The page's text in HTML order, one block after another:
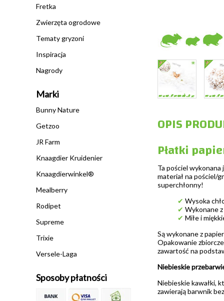
Fretka
Zwierzęta ogrodowe
Tematy gryzoni
Inspiracja
Nagrody
Marki
Bunny Nature
Getzoo
JR Farm
Knaagdier Kruidenier
Knaagdierwinkel®
Mealberry
Rodipet
Supreme
Trixie
Versele-Laga
Sposoby płatności
OPIS
Płatki
Ta pościel
materiał na pościel/
superchłonny!
✔ Wysoka
✔ Wykonane
✔ Miłe i
Są wykonane z
Opakowanie
zawartość na
Niebieskie
Niebieskie kawałki,
zawierają barwnik